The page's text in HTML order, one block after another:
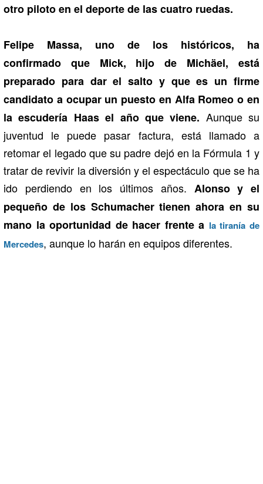
otro piloto en el deporte de las cuatro ruedas.
Felipe Massa, uno de los históricos, ha
confirmado que Mick, hijo de Michäel, está
preparado para dar el salto y que es un firme
candidato a ocupar un puesto en Alfa Romeo o en
la escudería Haas el año que viene. Aunque su
juventud le puede pasar factura, está llamado a
retomar el legado que su padre dejó en la Fórmula 1 y
tratar de revivir la diversión y el espectáculo que se ha
ido perdiendo en los últimos años. Alonso y el
pequeño de los Schumacher tienen ahora en su
mano la oportunidad de hacer frente a la tiranía de
Mercedes, aunque lo harán en equipos diferentes.